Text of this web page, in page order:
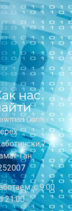
нас
Center
Ган
с 9:00
21:00